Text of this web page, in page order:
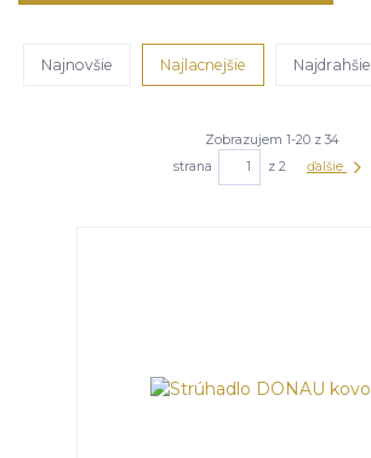
Najnovšie Najlacnejšie Najdrahšie
Zobrazujem 1-20 z 34
strana
z 2 ďalšie